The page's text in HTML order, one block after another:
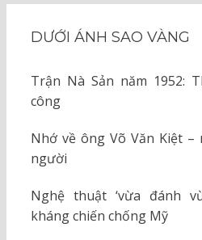
DƯỚI ÁNH SAO VÀNG
Trận Nà Sản năm 1952:
công
Nhớ về ông Võ Văn Kiệt
người
Nghệ thuật ‘vừa đánh
kháng chiến chống Mỹ